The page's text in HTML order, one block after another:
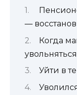
—
Когда
Уйти в